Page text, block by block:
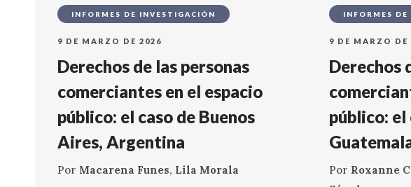
INFORMES DE INVESTIGACIÓN
9 DE MARZO DE 2026
Derechos de las personas
comerciantes en el espacio
público: el caso de Buenos
Aires, Argentina
Por Macarena Funes, Lila Morala
INFORMES
9 DE MARZO DE
Derechos
público: el
Por Roxanne